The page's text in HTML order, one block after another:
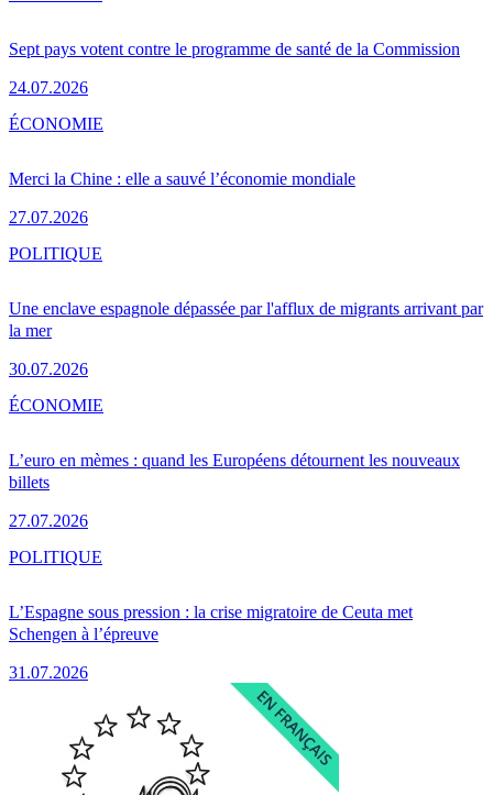
Sept pays votent contre le programme de santé de la Commission
24.07.2026
Merci la Chine : elle a sauvé l’économie mondiale
27.07.2026
ÉCONOMIE
Une enclave espagnole dépassée par l'afflux de migrants arrivant par
la mer
30.07.2026
POLITIQUE
L’euro en mèmes : quand les Européens détournent les nouveaux
billets
27.07.2026
ÉCONOMIE
L’Espagne sous pression : la crise migratoire de Ceuta met
Schengen à l’épreuve
31.07.2026
POLITIQUE